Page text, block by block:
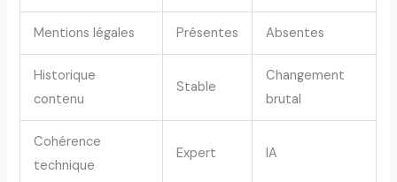
Mentions légales Présentes Absentes
Historique
contenu
Stable
Changement
brutal
Cohérence
technique
Expert IA